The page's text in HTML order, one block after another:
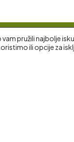
pružili najbolje
ili opcije za